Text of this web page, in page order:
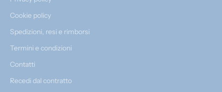
Cookie policy
Spedizioni, resi e rimborsi
Termini e condizioni
Contatti
Recedi dal contratto